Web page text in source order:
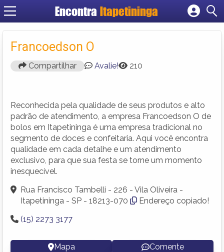
Encontra Itapetininga
Cadastrar empresa
Francoedson O
Compartilhar Avalie! 210
Reconhecida pela qualidade de seus produtos e alto
padrão de atendimento, a empresa Francoedson O de
bolos em Itapetininga é uma empresa tradicional no
segmento de doces e confeitaria. Aqui você encontra
qualidade em cada detalhe e um atendimento
exclusivo, para que sua festa se torne um momento
inesquecível.
Rua Francisco Tambelli - 226 - Vila Oliveira -
Itapetininga - SP - 18213-070
Endereço copiado!
(15) 2273 3177
Mapa Comente